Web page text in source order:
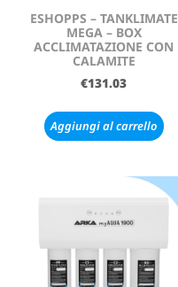
ESHOPPS – TANKLIMATE
MEGA – BOX
ACCLIMATAZIONE CON
CALAMITE
€131.03
Aggiungi al carrello